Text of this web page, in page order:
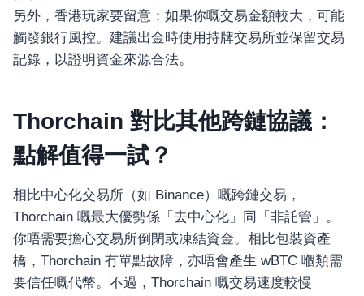
另外，香港玩家要留意：如果你嘅交易金額較大，可能
觸發銀行風控。建議出金時使用持牌交易所並保留交易
記錄，以證明資金來源合法。
Thorchain 對比其他跨鏈協議：
點解值得一試？
相比中心化交易所（如 Binance）嘅跨鏈交易，
Thorchain 嘅最大優勢係「去中心化」同「非託管」。
你唔需要擔心交易所倒閉或凍結資金。相比包裝資產
橋，Thorchain 冇單點故障，亦唔會產生 wBTC 嗰類需
要信任嘅代幣。不過，Thorchain 嘅交易速度較慢